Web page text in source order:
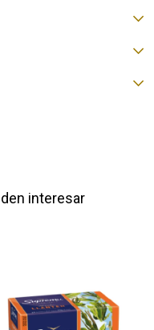
interesar